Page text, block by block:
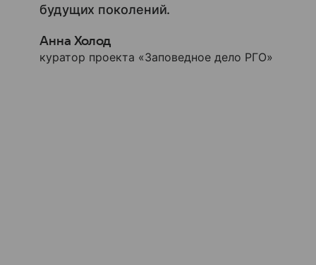
будущих поколений.
Анна Холод
куратор проекта «Заповедное дело РГО»